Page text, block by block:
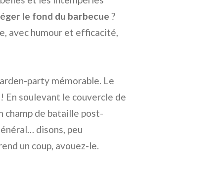
le fond du barbecue ?
avec humour et efficacité,
party mémorable. Le
En soulevant le couvercle de
champ de bataille post-
disons, peu
un coup, avouez-le.